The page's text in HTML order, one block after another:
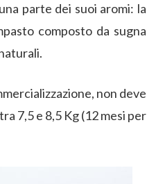
parte dei suoi aromi: la
composto da sugna
non deve
7,5 e 8,5 Kg (12 mesi per